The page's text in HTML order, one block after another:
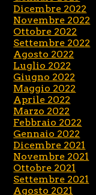
Dicembre 2022
Novembre 2022
Ottobre 2022
Settembre 2022
Agosto 2022
Luglio 2022
Giugno 2022
Maggio 2022
Aprile 2022
Marzo 2022
Febbraio 2022
Gennaio 2022
Dicembre 2021
Novembre 2021
Ottobre 2021
Settembre 2021
Agosto 2021